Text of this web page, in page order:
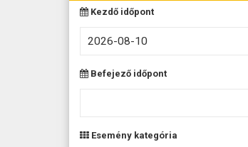
Kezdő időpont
Befejező időpont
Esemény kategória